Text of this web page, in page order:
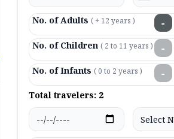
No. of Adults ( + 12 years ) −
No. of Children ( 2 to 11 years ) −
No. of Infants ( 0 to 2 years ) −
Total travelers: 2